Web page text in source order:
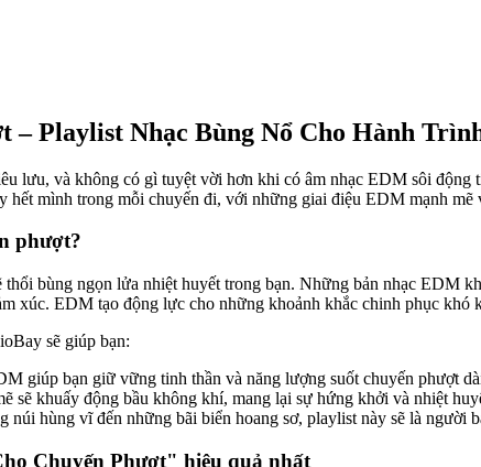
– Playlist Nhạc Bùng Nổ Cho Hành
lưu, và không có gì tuyệt vời hơn khi có âm nhạc EDM sôi động
hết mình trong mỗi chuyến đi, với những giai điệu EDM mạnh mẽ
phượt?
thổi bùng ngọn lửa nhiệt huyết trong bạn. Những bản nhạc EDM
xúc. EDM tạo động lực cho những khoảnh khắc chinh phục
sẽ giúp bạn:
giúp bạn giữ vững tinh thần và năng lượng suốt chuyến phượt
sẽ khuấy động bầu không khí, mang lại sự hứng khởi và nhiệt
núi hùng vĩ đến những bãi biển hoang sơ, playlist này sẽ là người
Chuyến Phượt" hiệu quả nhất